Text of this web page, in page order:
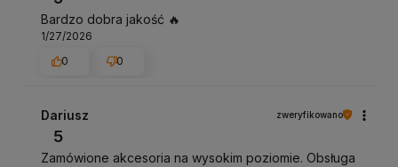
Bardzo dobra jakość 🔥
1/27/2026
0
0
Dariusz zweryfikowano
5
Zamówione akcesoria na wysokim poziomie. Obsługa